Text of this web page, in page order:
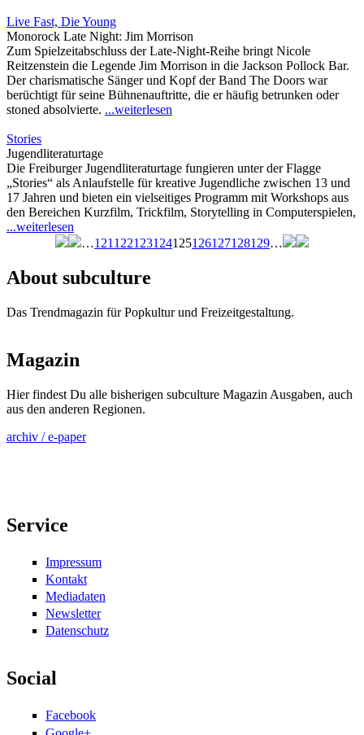
Live Fast, Die Young
Monorock Late Night: Jim Morrison
Zum Spielzeitabschluss der Late-Night-Reihe bringt Nicole
Reitzenstein die Legende Jim Morrison in die Jackson Pollock Bar.
Der charismatische Sänger und Kopf der Band The Doors war
berüchtigt für seine Bühnenauftritte, die er häufig betrunken oder
stoned absolvierte. ...weiterlesen
Stories
Jugendliteraturtage
Die Freiburger Jugendliteraturtage fungieren unter der Flagge
„Stories“ als Anlaufstelle für kreative Jugendliche zwischen 13 und
17 Jahren und bieten ein vielseitiges Programm mit Workshops aus
den Bereichen Kurzfilm, Trickfilm, Storytelling in Computerspielen,
...weiterlesen
…121 122123124125126127128129…
About subculture
Das Trendmagazin für Popkultur und Freizeitgestaltung.
Magazin
Hier findest Du alle bisherigen subculture Magazin Ausgaben, auch
aus den anderen Regionen.
archiv / e-paper
Service
Impressum
Kontakt
Mediadaten
Newsletter
Datenschutz
Social
Facebook